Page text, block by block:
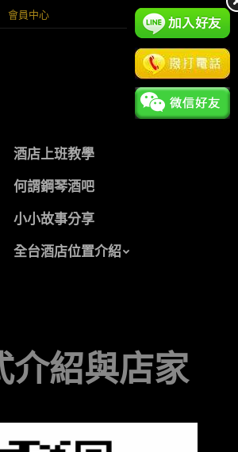
會員中心
酒店上班教學
何謂鋼琴酒吧
小小故事分享
全台酒店位置介紹
介紹與店家